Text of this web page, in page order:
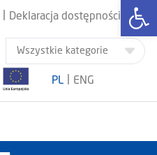
Deklaracja dostępności
PL ENG